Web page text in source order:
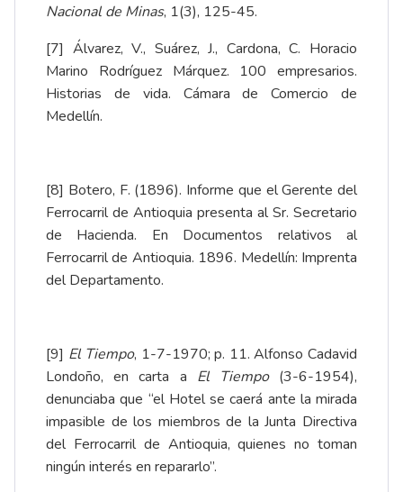
Nacional de Minas, 1(3), 125-45.
[7] Álvarez, V., Suárez, J., Cardona, C. Horacio
Marino Rodríguez Márquez. 100 empresarios.
Historias de vida. Cámara de Comercio de
Medellín.
[8] Botero, F. (1896). Informe que el Gerente del
Ferrocarril de Antioquia presenta al Sr. Secretario
de Hacienda. En Documentos relativos al
Ferrocarril de Antioquia. 1896. Medellín: Imprenta
del Departamento.
[9] El Tiempo, 1-7-1970; p. 11. Alfonso Cadavid
Londoño, en carta a El Tiempo(3-6-1954),
denunciaba que “el Hotel se caerá ante la mirada
impasible de los miembros de la Junta Directiva
del Ferrocarril de Antioquia, quienes no toman
ningún interés en repararlo”.